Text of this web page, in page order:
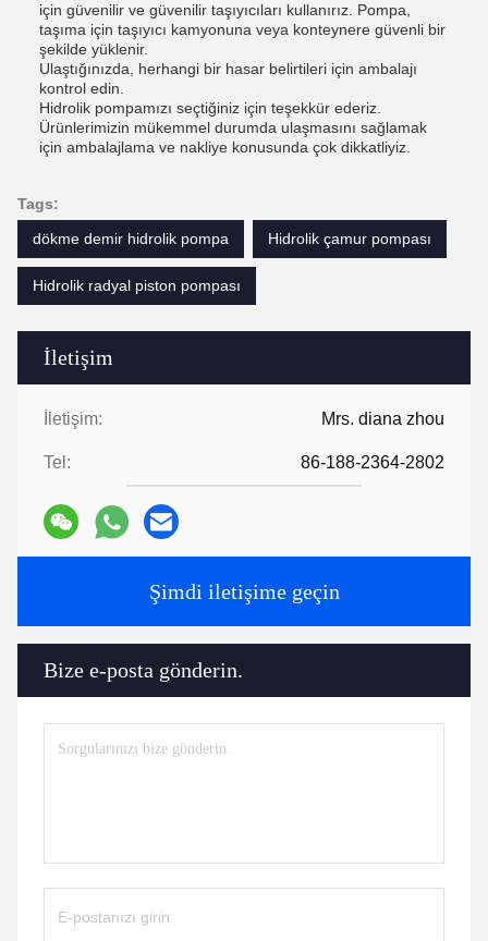
İletişim
İletişim: Mrs. diana zhou
Tel: 86-188-2364-2802
Şimdi iletişime geçin
Bize e-posta gönderin.
için güvenilir ve güvenilir taşıyıcıları kullanırız. Pompa,
taşıma için taşıyıcı kamyonuna veya konteynere güvenli bir
şekilde yüklenir.
Ulaştığınızda, herhangi bir hasar belirtileri için ambalajı
kontrol edin.
Hidrolik pompamızı seçtiğiniz için teşekkür ederiz.
Ürünlerimizin mükemmel durumda ulaşmasını sağlamak
için ambalajlama ve nakliye konusunda çok dikkatliyiz.
Tags:
dökme demir hidrolik pompa
Hidrolik çamur pompası
Hidrolik radyal piston pompası